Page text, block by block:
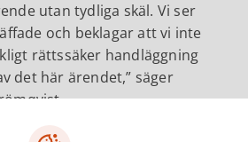
utan tydliga skäl. Vi ser
och beklagar att vi inte
rättssäker handläggning
det här ärendet, säger
att verksamheten i stor